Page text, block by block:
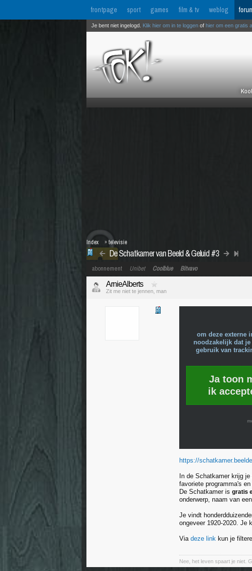
frontpage sport games film & tv weblog
Je bent niet ingelogd. Klik hier om in te loggen of hier om een gratis
De Schatkamer van Beeld & Geluid #3
Index »televisie
abonnement Unibet Coolblue Bitvavo
ArnieAlberts
Zit me niet te jennen, man
om deze externe
noodzakelijk dat
gebruik van
Ja toon
ik
https://
In de Schatkamer krijg je
favoriete programma's
De Schatkamer is gratis
onderwerp, naam van
Je vindt
ongeveer 1920-2020. Je
Via deze link kun je
Nee, het leven spaart je niet.